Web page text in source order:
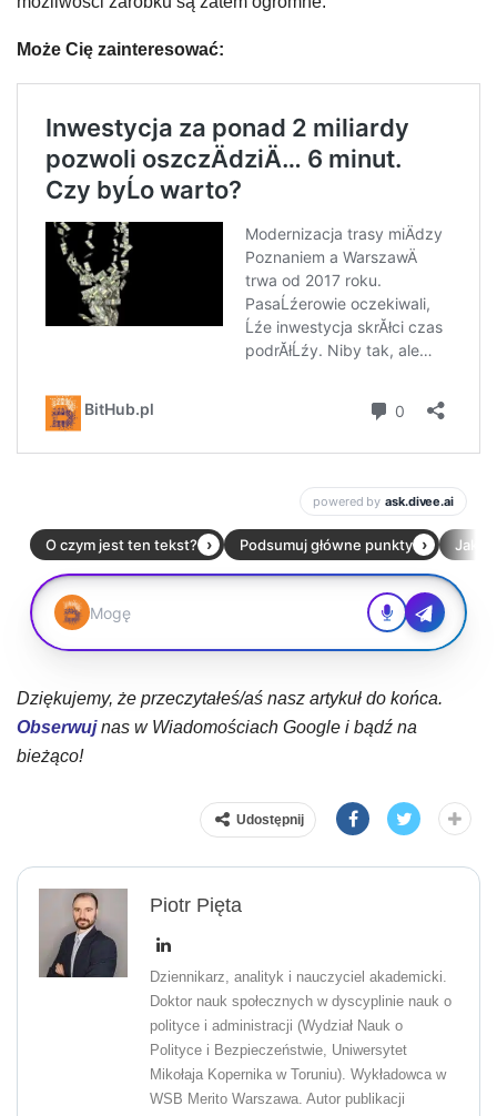
Może Cię zainteresować:
Dziękujemy, że przeczytałeś/aś nasz artykuł do końca.
Obserwujnas w Wiadomościach Google i bądź na
bieżąco!
Udostępnij
Piotr Pięta
Dziennikarz, analityk i nauczyciel akademicki.
Doktor nauk społecznych w dyscyplinie nauk o
polityce i administracji (Wydział Nauk o
Polityce i Bezpieczeństwie, Uniwersytet
Mikołaja Kopernika w Toruniu). Wykładowca w
WSB Merito Warszawa. Autor publikacji